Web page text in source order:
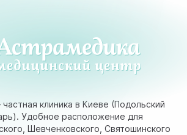
клиника в Киеве (Подольский
Удобное расположение для
Шевченковского, Святошинского